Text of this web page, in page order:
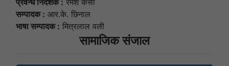
सम्पादक : आर.के. छिनाल
भाषा सम्पादक : मित्रलाल वली
सामाजिक संजाल